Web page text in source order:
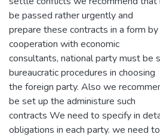
be passed rather urgently and
prepare these contracts in a form
cooperation with economic
consultants, national party must be
bureaucratic procedures in choosing
the foreign party. Also we
be set up the administure such
contracts We need to specify in
obligations in each party. we need to